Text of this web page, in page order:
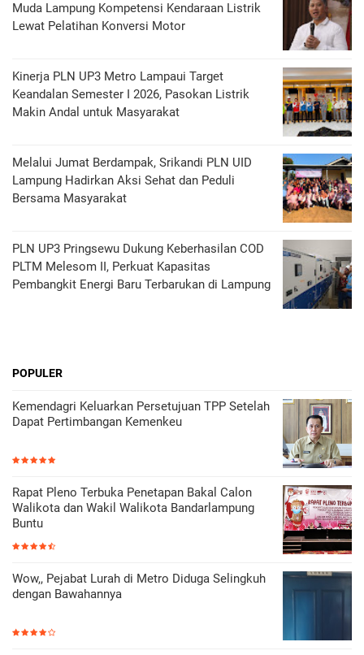
Muda Lampung Kompetensi Kendaraan Listrik
Lewat Pelatihan Konversi Motor
Kinerja PLN UP3 Metro Lampaui Target
Keandalan Semester I 2026, Pasokan Listrik
Makin Andal untuk Masyarakat
Melalui Jumat Berdampak, Srikandi PLN UID
Lampung Hadirkan Aksi Sehat dan Peduli
Bersama Masyarakat
PLN UP3 Pringsewu Dukung Keberhasilan COD
PLTM Melesom II, Perkuat Kapasitas
Pembangkit Energi Baru Terbarukan di Lampung
POPULER
Kemendagri Keluarkan Persetujuan TPP Setelah
Dapat Pertimbangan Kemenkeu
Rapat Pleno Terbuka Penetapan Bakal Calon
Walikota dan Wakil Walikota Bandarlampung
Buntu
Wow,, Pejabat Lurah di Metro Diduga Selingkuh
dengan Bawahannya